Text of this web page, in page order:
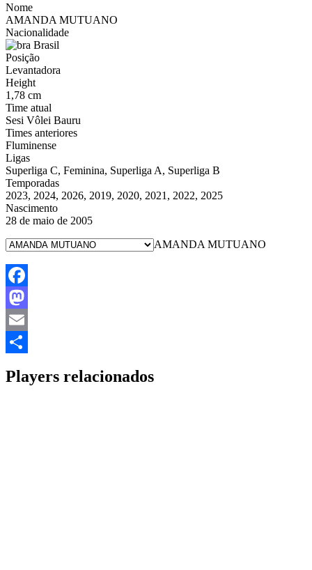
Nome
AMANDA MUTUANO
Nacionalidade
Brasil
Posição
Levantadora
Height
1,78 cm
Time atual
Sesi Vôlei Bauru
Times anteriores
Fluminense
Ligas
Superliga C, Feminina, Superliga A, Superliga B
Temporadas
2023, 2024, 2026, 2019, 2020, 2021, 2022, 2025
Nascimento
28 de maio de 2005
AMANDA MUTUANO
Facebook
Mastodon
Email
Players relacionados